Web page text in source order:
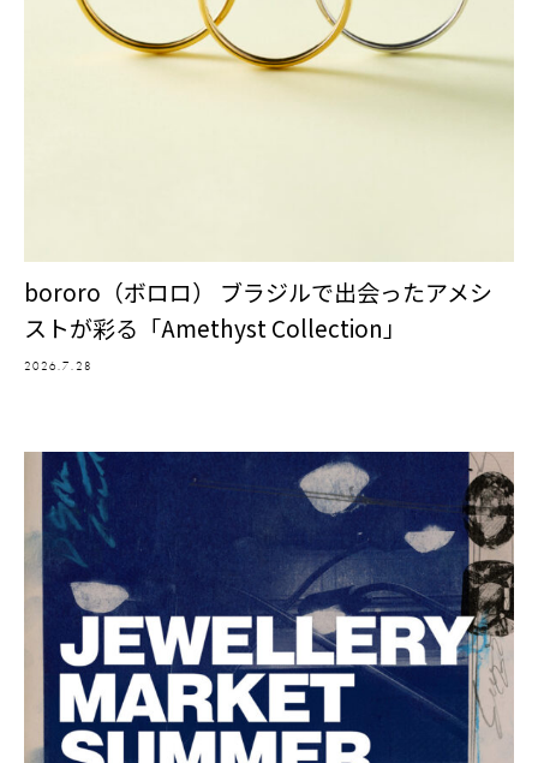
bororo（ボロロ） ブラジルで出会ったアメシ
ストが彩る「Amethyst Collection」
2026.7.28